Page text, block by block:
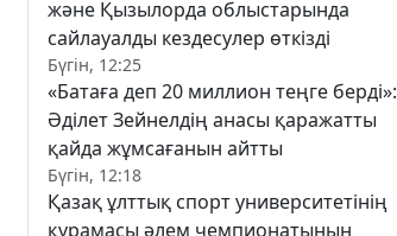
және Қызылорда облыстарында
сайлауалды кездесулер өткізді
Бүгін, 12:25
«Батаға деп 20 миллион теңге берді»:
Әділет Зейнелдің анасы қаражатты
қайда жұмсағанын айтты
Бүгін, 12:18
Қазақ ұлттық спорт университетінің
құрамасы әлем чемпионатының